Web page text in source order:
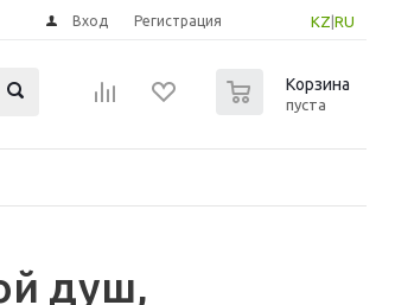
KZ RU
Вход Регистрация
Корзина
пуста
душ,